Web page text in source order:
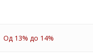
Од 13% до 14%